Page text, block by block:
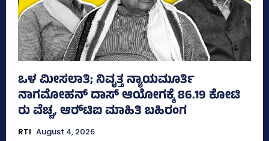
ಒಳ ಮೀಸಲಾತಿ; ನಿವೃತ್ತ ನ್ಯಾಯಮೂರ್ತಿ
ನಾಗಮೋಹನ್ ದಾಸ್ ಆಯೋಗಕ್ಕೆ 86.19 ಕೋಟಿ
ರು ವೆಚ್ಚ, ಆರ್‍‌ಟಿಐ ಮಾಹಿತಿ ಬಹಿರಂಗ
RTI August 4, 2026